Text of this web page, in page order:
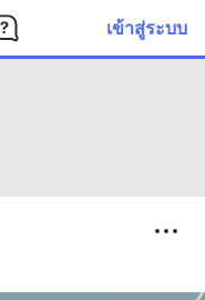
เข้าสู่ระบบ